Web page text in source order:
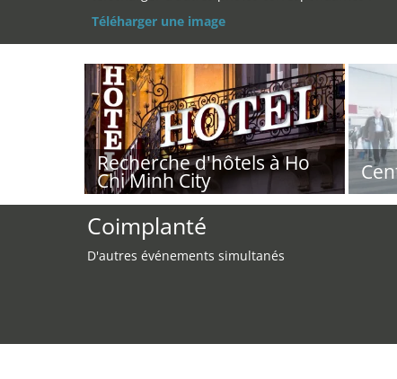
Téléharger une image
Recherche d'hôtels à Ho
Chi Minh City
Coimplanté
D'autres événements simultanés